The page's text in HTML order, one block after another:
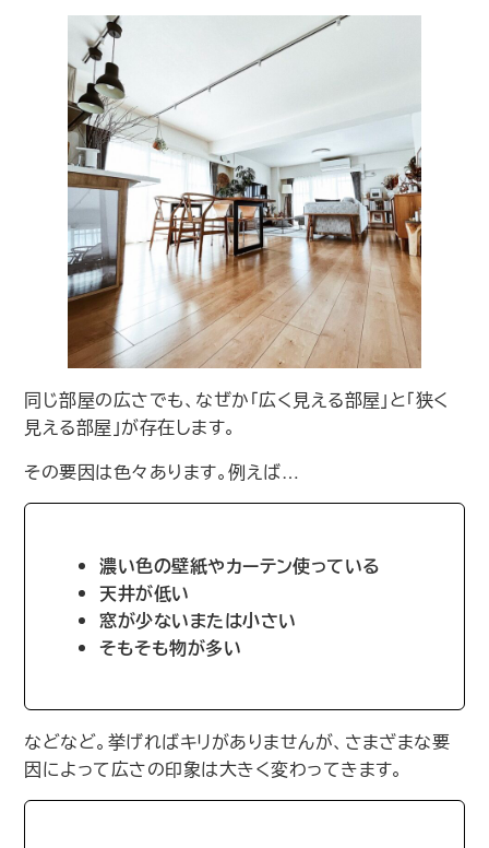
同じ部屋の広さでも、なぜか｢広く見える部屋｣と｢狭く
見える部屋｣が存在します。
その要因は色々あります。例えば…
濃い色の壁紙やカーテン使っている
天井が低い
窓が少ないまたは小さい
そもそも物が多い
などなど。挙げればキリがありませんが、さまざまな要
因によって広さの印象は大きく変わってきます。